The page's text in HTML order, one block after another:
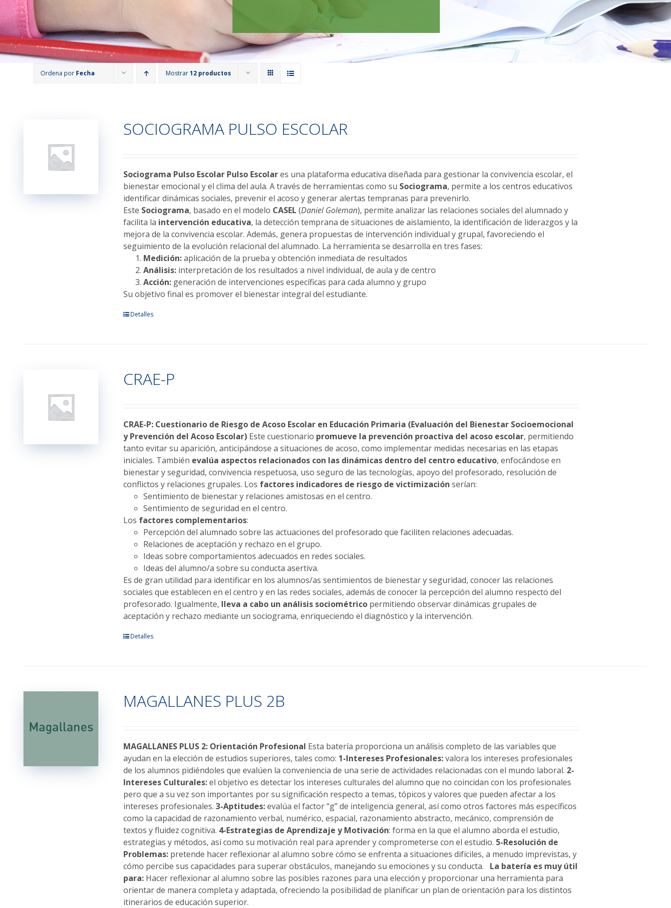
Ordena por Fecha Mostrar12 productos
SOCIOGRAMA PULSO ESCOLAR
Sociograma Pulso Escolar Pulso Escolares una plataforma educativa diseñada para gestionar la convivencia escolar, el
bienestar emocional y el clima del aula. A través de herramientas como su Sociograma, permite a los centros educativos
identificar dinámicas sociales, prevenir el acoso y generar alertas tempranas para prevenirlo.
Este Sociograma, basado en el modelo CASEL(Daniel Goleman), permite analizar las relaciones sociales del alumnado y
facilita la intervención educativa, la detección temprana de situaciones de aislamiento, la identificación de liderazgos y la
mejora de la convivencia escolar. Además, genera propuestas de intervención individual y grupal, favoreciendo el
seguimiento de la evolución relacional del alumnado. La herramienta se desarrolla en tres fases:
Medición:aplicación de la prueba y obtención inmediata de resultados
Análisis: interpretación de los resultados a nivel individual, de aula y de centro
Acción: generación de intervenciones específicas para cada alumno y grupo
Su objetivo final es promover el bienestar integral del estudiante.
Este
Las
opciones
elegir
en
la
página
de
producto
Detalles
CRAE-P
CRAE-P: Cuestionario de Riesgo de Acoso Escolar en Educación Primaria (Evaluación del Bienestar Socioemocional
y Prevención del Acoso Escolar) Este cuestionario promueve la prevención proactiva del acoso escolar, permitiendo
tanto evitar su aparición, anticipándose a situaciones de acoso, como implementar medidas necesarias en las etapas
iniciales. También evalúa aspectos relacionados con las dinámicas dentro del centro educativo, enfocándose en
bienestar y seguridad, convivencia respetuosa, uso seguro de las tecnologías, apoyo del profesorado, resolución de
conflictos y relaciones grupales. Los factores indicadores de riesgo de victimización serían:
Sentimiento de bienestar y relaciones amistosas en el centro.
Sentimiento de seguridad en el centro.
Los factores complementarios:
Percepción del alumnado sobre las actuaciones del profesorado que faciliten relaciones adecuadas.
Relaciones de aceptación y rechazo en el grupo.
Ideas sobre comportamientos adecuados en redes sociales.
Ideas del alumno/a sobre su conducta asertiva.
Es de gran utilidad para identificar en los alumnos/as sentimientos de bienestar y seguridad, conocer las relaciones
sociales que establecen en el centro y en las redes sociales, además de conocer la percepción del alumno respecto del
profesorado. Igualmente, lleva a cabo un análisis sociométrico permitiendo observar dinámicas grupales de
aceptación y rechazo mediante un sociograma, enriqueciendo el diagnóstico y la intervención.
Este
Las
opciones
elegir
en
la
página
de
producto
Detalles
MAGALLANES PLUS 2B
MAGALLANES PLUS 2: Orientación Profesional Esta batería proporciona un análisis completo de las variables que
ayudan en la elección de estudios superiores, tales como: 1-Intereses Profesionales:valora los intereses profesionales
de los alumnos pidiéndoles que evalúen la conveniencia de una serie de actividades relacionadas con el mundo laboral. 2-
Intereses Culturales:el objetivo es detectar los intereses culturales del alumno que no coincidan con los profesionales
pero que a su vez son importantes por su significación respecto a temas, tópicos y valores que pueden afectar a los
intereses profesionales.3-Aptitudes:evalúa el factor “g” de inteligencia general, así como otros factores más específicos
como la capacidad de razonamiento verbal, numérico, espacial, razonamiento abstracto, mecánico, comprensión de
textos y fluidez cognitiva. 4-Estrategias de Aprendizaje y Motivación: forma en la que el alumno aborda el estudio,
estrategias y métodos, así como su motivación real para aprender y comprometerse con el estudio. 5-Resolución de
Problemas: pretende hacer reflexionar al alumno sobre cómo se enfrenta a situaciones difíciles, a menudo imprevistas, y
cómo percibe sus capacidades para superar obstáculos, manejando su emociones y su conducta. La batería es muy útil
para: Hacer reflexionar al alumno sobre las posibles razones para una elección y proporcionar una herramienta para
orientar de manera completa y adaptada, ofreciendo la posibilidad de planificar un plan de orientación para los distintos
itinerarios de educación superior.